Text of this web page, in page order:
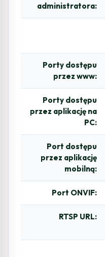
administratora:
Porty dostępu
przez www:
Porty dostępu
przez aplikację na
PC:
Port dostępu
przez aplikację
mobilną:
Port ONVIF:
RTSP URL: